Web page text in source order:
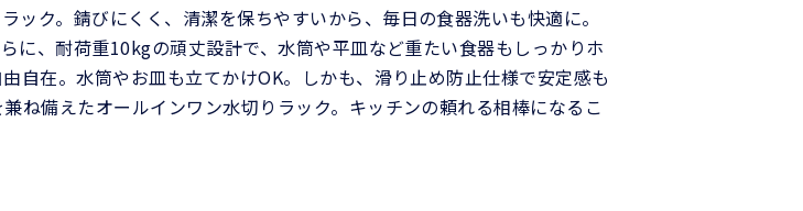
ク。錆びにくく、清潔を保ちやすいから、毎日の食器洗いも快適に。
に、耐荷重10kgの頑丈設計で、水筒や平皿など重たい食器もしっかりホ
自在。水筒やお皿も立てかけOK。しかも、滑り止め防止仕様で安定感も
ね備えたオールインワン水切りラック。キッチンの頼れる相棒になるこ